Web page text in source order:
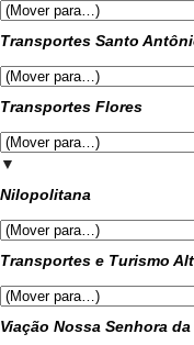
Transportes Santo
Transportes Flores
▼
Nilopolitana
Transportes e Turismo
Viação Nossa Senhora